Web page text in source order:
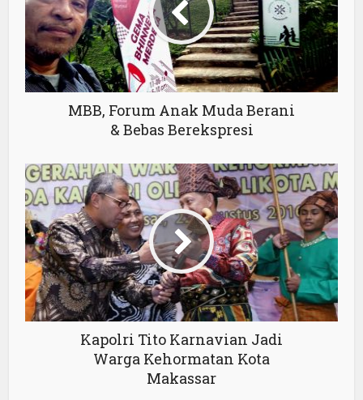
MBB, Forum Anak Muda Berani
& Bebas Berekspresi
Kapolri Tito Karnavian Jadi
Warga Kehormatan Kota
Makassar